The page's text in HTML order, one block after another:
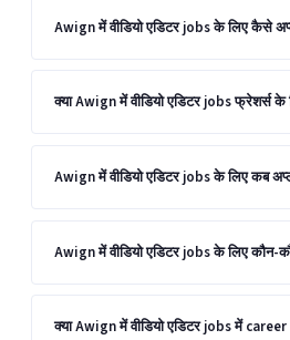
Awign में वीडियो एडिटर jobs के लिए कैसे
क्या Awign में वीडियो एडिटर jobs फ्रेशर्स
Awign में वीडियो एडिटर jobs के लिए कब
Awign में वीडियो एडिटर jobs के लिए कौन-
क्या Awign में वीडियो एडिटर jobs में